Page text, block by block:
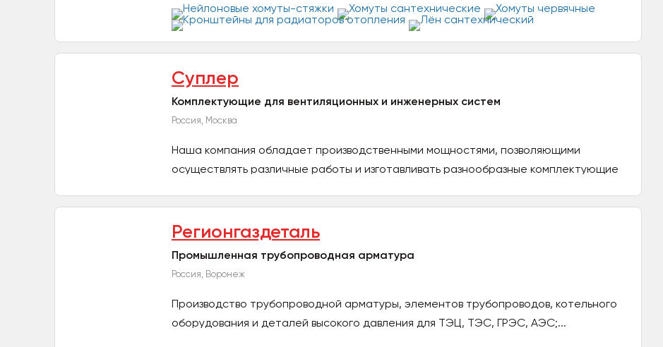
Суплер
Комплектующие для вентиляционных и инженерных систем
Россия, Москва
Наша компания обладает производственными мощностями, позволяющими
осуществлять различные работы и изготавливать разнообразные комплектующие
Регионгаздеталь
Промышленная трубопроводная арматура
Россия, Воронеж
Производство трубопроводной арматуры, элементов трубопроводов, котельного
оборудования и деталей высокого давления для ТЭЦ, ТЭС, ГРЭС, АЭС;...